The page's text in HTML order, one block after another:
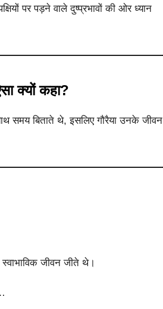
पर पड़ने वाले दुष्प्रभावों की ओर ध्यान
क्यों कहा?
समय बिताते थे, इसलिए गौरैया उनके जीवन
जीवन जीते थे।